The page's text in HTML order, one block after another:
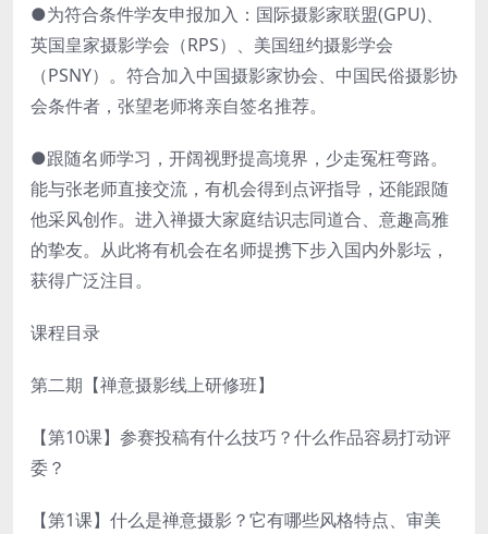
●为符合条件学友申报加入：国际摄影家联盟(GPU)、
英国皇家摄影学会（RPS）、美国纽约摄影学会
（PSNY）。符合加入中国摄影家协会、中国民俗摄影协
会条件者，张望老师将亲自签名推荐。
●跟随名师学习，开阔视野提高境界，少走冤枉弯路。
能与张老师直接交流，有机会得到点评指导，还能跟随
他采风创作。进入禅摄大家庭结识志同道合、意趣高雅
的挚友。从此将有机会在名师提携下步入国内外影坛，
获得广泛注目。
课程目录
第二期【禅意摄影线上研修班】
【第10课】参赛投稿有什么技巧？什么作品容易打动评
委？
【第1课】什么是禅意摄影？它有哪些风格特点、审美